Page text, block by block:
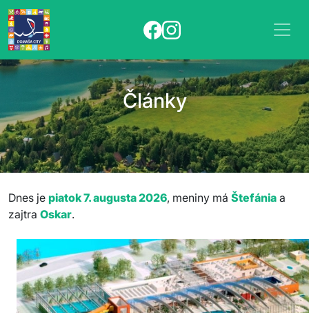
Články
Dnes je piatok 7. augusta 2026, meniny má Štefánia a
zajtra Oskar.